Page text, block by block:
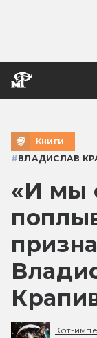
Книги
#ВЛАДИСЛАВ
«И мы
Кот-